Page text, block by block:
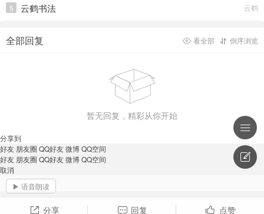
5 云鹤书法 云鹤
 倒序浏览
 看全部
全部回复

暂无回复，精彩从你开始
分享到
好友 朋友圈 QQ好友微博QQ空间
好友 朋友圈 QQ好友微博QQ空间
取消
▶ 语音朗读
 分享  回复  点赞

